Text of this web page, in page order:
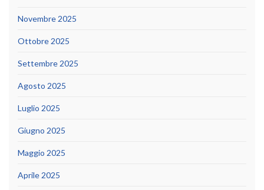
Novembre 2025
Ottobre 2025
Settembre 2025
Agosto 2025
Luglio 2025
Giugno 2025
Maggio 2025
Aprile 2025